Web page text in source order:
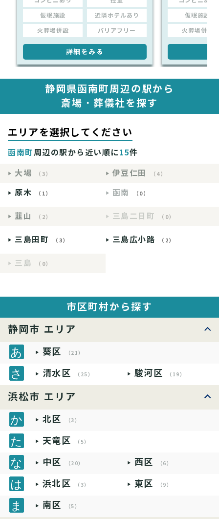
仮眠施設 近隣ホテルあり
火葬場併設 バリアフリー
詳細をみる
仮眠施設
火葬場併設
静岡県函南町周辺の駅から
斎場・葬儀社を探す
エリアを選択してください
函南町周辺の駅から近い順に15件
大場
（3） 伊豆仁田 （4）
原木 （1） 函南 （0）
韮山 （2） 三島二日町 （0）
三島田町 （3） 三島広小路 （2）
三島 （0）
市区町村から探す
静岡市 エリア
葵区 （21）
清水区 （25） 駿河区 （19）
浜松市 エリア
北区 （3）
天竜区 （5）
中区 （20） 西区 （6）
浜北区 （3） 東区 （9）
南区 （5）